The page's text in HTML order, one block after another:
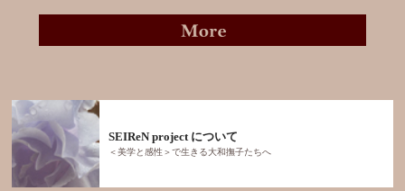
SEIReN project について
＜美学と感性＞で生きる大和撫子たちへ